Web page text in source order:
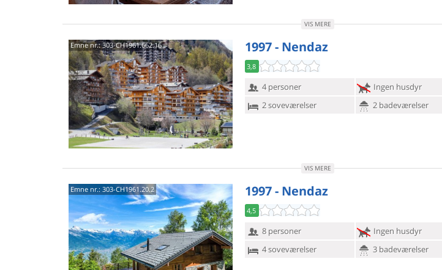
VIS MERE
Emne nr.:303-CH1961.662.16 1997 - Nendaz
3,8
4 personer
Ingen husdyr
2 soveværelser
2 badeværelser
VIS MERE
Emne nr.: 303-CH1961.20.2 1997 - Nendaz
4,5
8 personer
Ingen husdyr
4 soveværelser
3 badeværelser